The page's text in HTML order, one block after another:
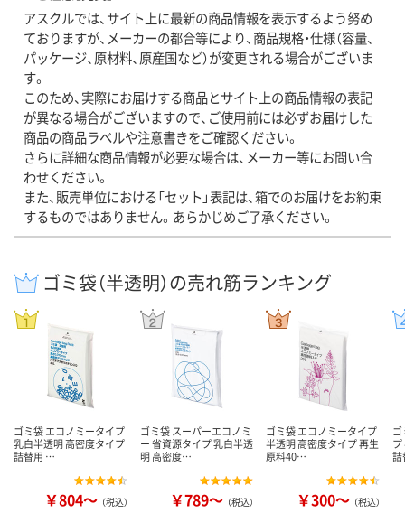
アスクルでは、サイト上に最新の商品情報を表示するよう努め
ておりますが、メーカーの都合等により、商品規格・仕様（容量、
パッケージ、原材料、原産国など）が変更される場合がございま
す。
このため、実際にお届けする商品とサイト上の商品情報の表記
が異なる場合がございますので、ご使用前には必ずお届けした
商品の商品ラベルや注意書きをご確認ください。
さらに詳細な商品情報が必要な場合は、メーカー等にお問い合
わせください。
また、販売単位における「セット」表記は、箱でのお届けをお約束
するものではありません。あらかじめご了承ください。
ゴミ袋（半透明）の売れ筋ランキング
ゴミ袋 エコノミータイプ
乳白半透明 高密度タイプ
詰替用 …
￥804～ （税込）
ゴミ袋 スーパーエコノミ
ー 省資源タイプ 乳白半透
明 高密度…
￥789～ （税込）
ゴミ袋 エコノミータイプ
半透明 高密度タイプ 再生
原料40…
￥300～ （税込）